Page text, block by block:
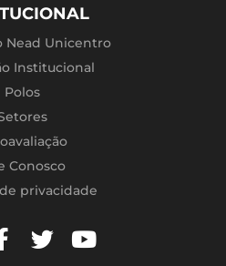
Nead Unicentro
Institucional
Polos
Conosco
privacidade